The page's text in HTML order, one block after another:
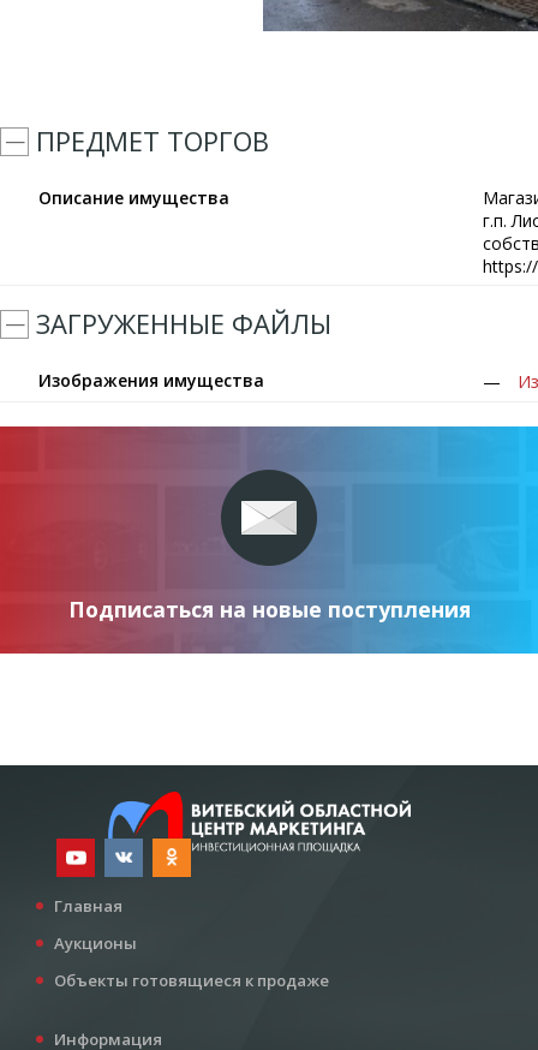
ПРЕДМЕТ ТОРГОВ
Описание имущества
г.п.
ЗАГРУЖЕННЫЕ ФАЙЛЫ
Изображения имущества
Подписаться на новые поступления
Главная
Аукционы
Объекты готовящиеся к продаже
Информация